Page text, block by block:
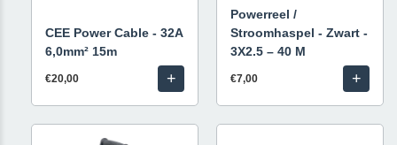
CEE Power Cable - 32A
6,0mm² 15m
€20,00 +
Powerreel /
Stroomhaspel - Zwart -
3X2.5 – 40 M
€7,00 +